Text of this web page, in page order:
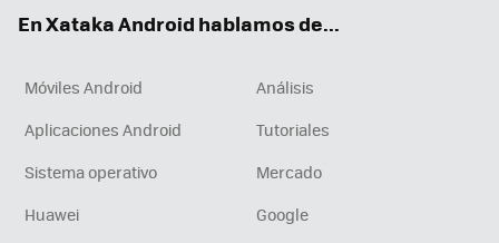
En Xataka Android hablamos de...
Móviles Android
Análisis
Aplicaciones Android
Tutoriales
Sistema operativo
Mercado
Huawei
Google